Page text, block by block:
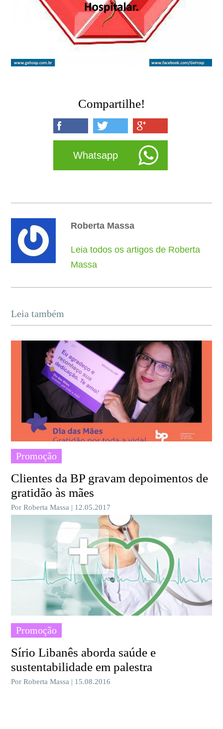
Compartilhe!
Whatsapp
Roberta Massa
Leia todos os artigos de Roberta
Massa
Leia também
Promoção
Clientes da BP gravam depoimentos de
gratidão às mães
Por Roberta Massa | 12.05.2017
Promoção
Sírio Libanês aborda saúde e
sustentabilidade em palestra
Por Roberta Massa | 15.08.2016